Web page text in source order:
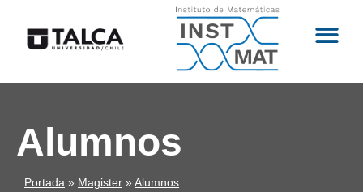
Alumnos
Portada » Magister » Alumnos